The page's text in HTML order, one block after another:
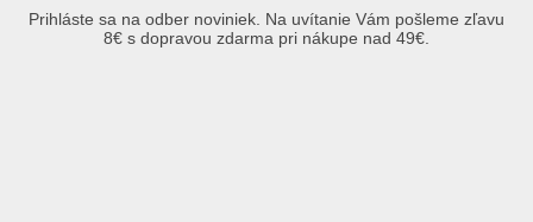
Prihláste sa na odber noviniek. Na uvítanie Vám pošleme zľavu
8€ s dopravou zdarma pri nákupe nad 49€.